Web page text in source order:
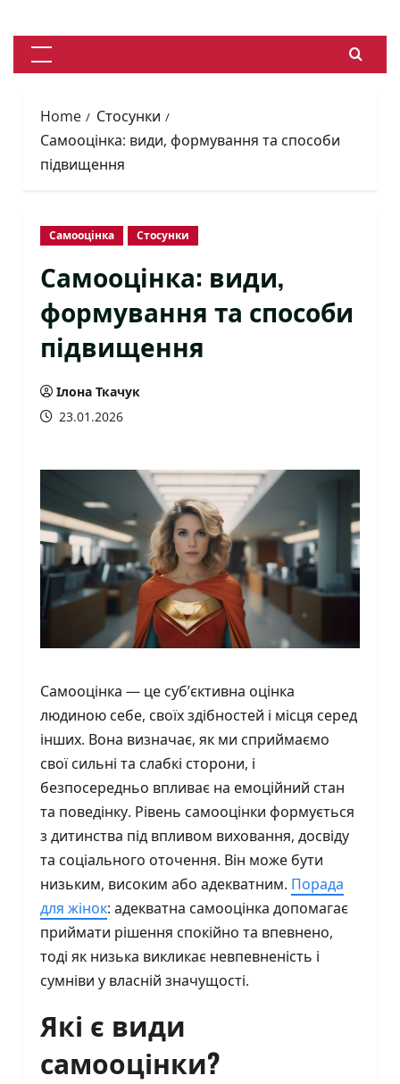
to
contentPrimary
Home
Стосунки
Самооцінка: види, формування та способи
підвищення
Самооцінка Стосунки
Самооцінка: види,
формування та способи
підвищення
Ілона Ткачук
23.01.2026
Самооцінка — це суб’єктивна оцінка
людиною себе, своїх здібностей і місця серед
інших. Вона визначає, як ми сприймаємо
свої сильні та слабкі сторони, і
безпосередньо впливає на емоційний стан
та поведінку. Рівень самооцінки формується
з дитинства під впливом виховання, досвіду
та соціального оточення. Він може бути
низьким, високим або адекватним. Порада
для жінок: адекватна самооцінка допомагає
приймати рішення спокійно та впевнено,
тоді як низька викликає невпевненість і
сумніви у власній значущості.
Які є види
самооцінки?